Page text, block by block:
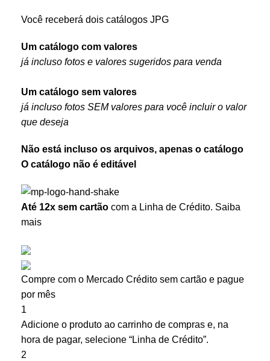
Você receberá dois catálogos JPG
Um catálogo com valores
já incluso fotos e valores sugeridos para venda
Um catálogo sem valores
já incluso fotos SEM valores para você incluir o valor
que deseja
Não está incluso os arquivos, apenas o catálogo
O catálogo não é editável
Até 12x sem cartão com a Linha de Crédito. Saiba
mais
Compre com o Mercado Crédito sem cartão e pague
por mês
1
Adicione o produto ao carrinho de compras e, na
hora de pagar, selecione “Linha de Crédito”.
2